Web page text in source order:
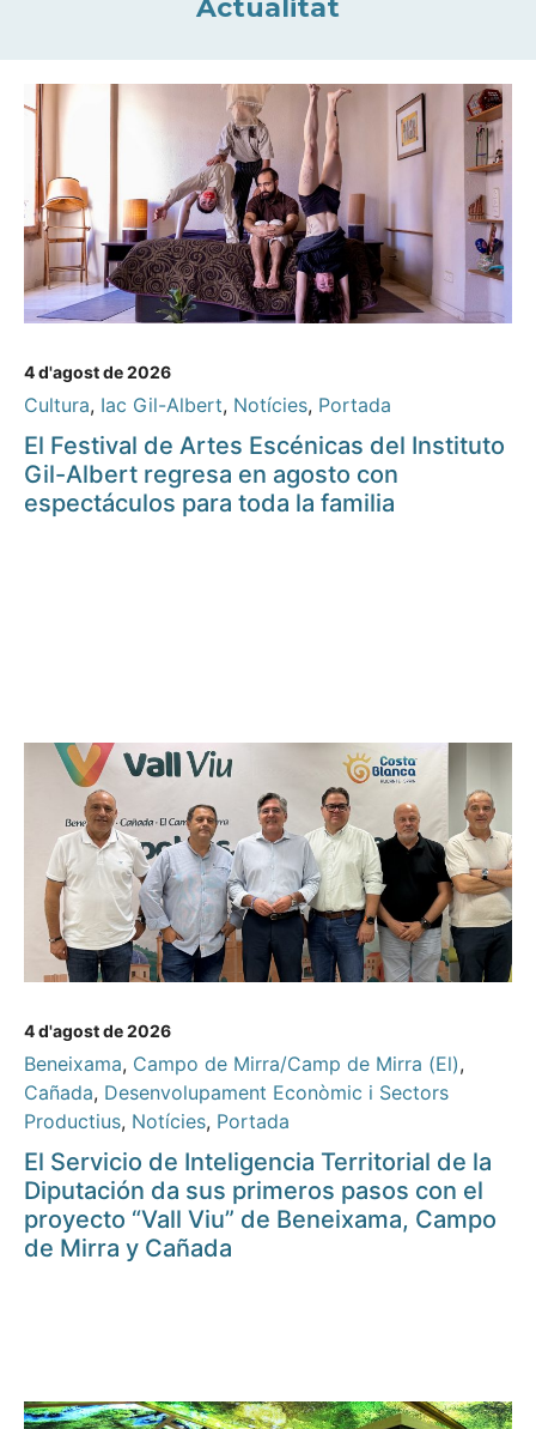
Actualitat
4 d'agost de 2026
Cultura, Iac Gil-Albert, Notícies, Portada
El Festival de Artes Escénicas del Instituto
Gil-Albert regresa en agosto con
espectáculos para toda la familia
4 d'agost de 2026
Beneixama, Campo de Mirra/Camp de Mirra (El),
Cañada, Desenvolupament Econòmic i Sectors
Productius, Notícies, Portada
El Servicio de Inteligencia Territorial de la
Diputación da sus primeros pasos con el
proyecto “Vall Viu” de Beneixama, Campo
de Mirra y Cañada